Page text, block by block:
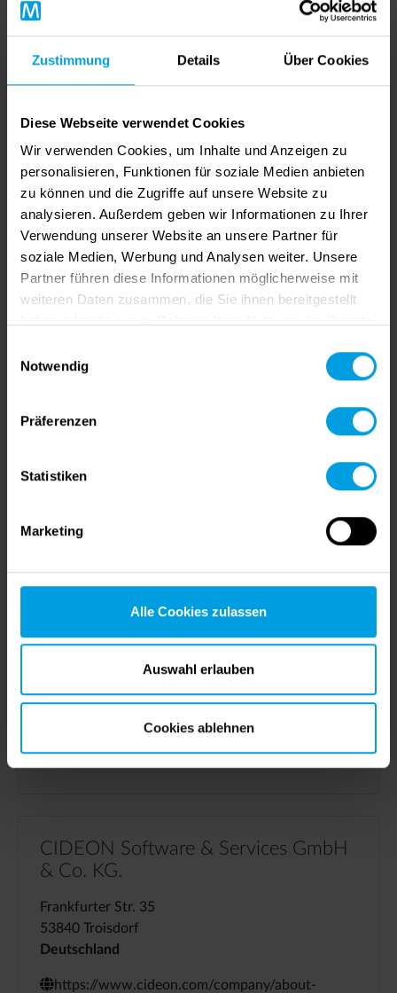
Zustimmung Details Über Cookies
Diese Webseite verwendet Cookies
Wir verwenden Cookies, um Inhalte und Anzeigen zu
personalisieren, Funktionen für soziale Medien anbieten
zu können und die Zugriffe auf unsere Website zu
analysieren. Außerdem geben wir Informationen zu Ihrer
Verwendung unserer Website an unsere Partner für
soziale Medien, Werbung und Analysen weiter. Unsere
Partner führen diese Informationen möglicherweise mit
weiteren Daten zusammen, die Sie ihnen bereitgestellt
Notwendig
Präferenzen
Statistiken
Marketing
Alle Cookies zulassen
Auswahl erlauben
Cookies ablehnen
COPRA Metal Bender Reseller
GRAITEC Innovation GmbH
Davenstedter Straße 60
Hannover, 30453
Deutschland
https://www.graitec.de
info.germany@graitec.com
+49 511 41027-0
BSTUDIO di Bortolotti Paolo, Italy
25021 Bagnolo Mella (BS)
http://www.bstudio-si.com/
CAMid GmbH/srl
Paulserstr. 21
39057 Eppan (St. Pauls)
CIDEON Software & Services GmbH
& Co. KG.
Frankfurter Str. 35
53840 Troisdorf
Deutschland
https://www.cideon.com/company/about-